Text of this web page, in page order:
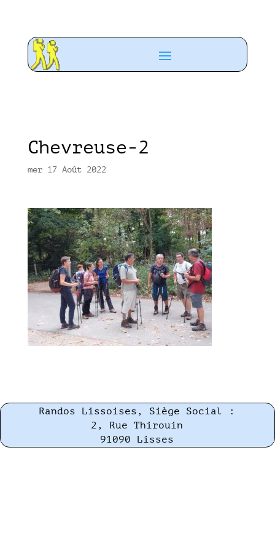
Chevreuse-2
mer 17 Août 2022
Randos Lissoises, Siège Social :
2, Rue Thirouin
91090 Lisses